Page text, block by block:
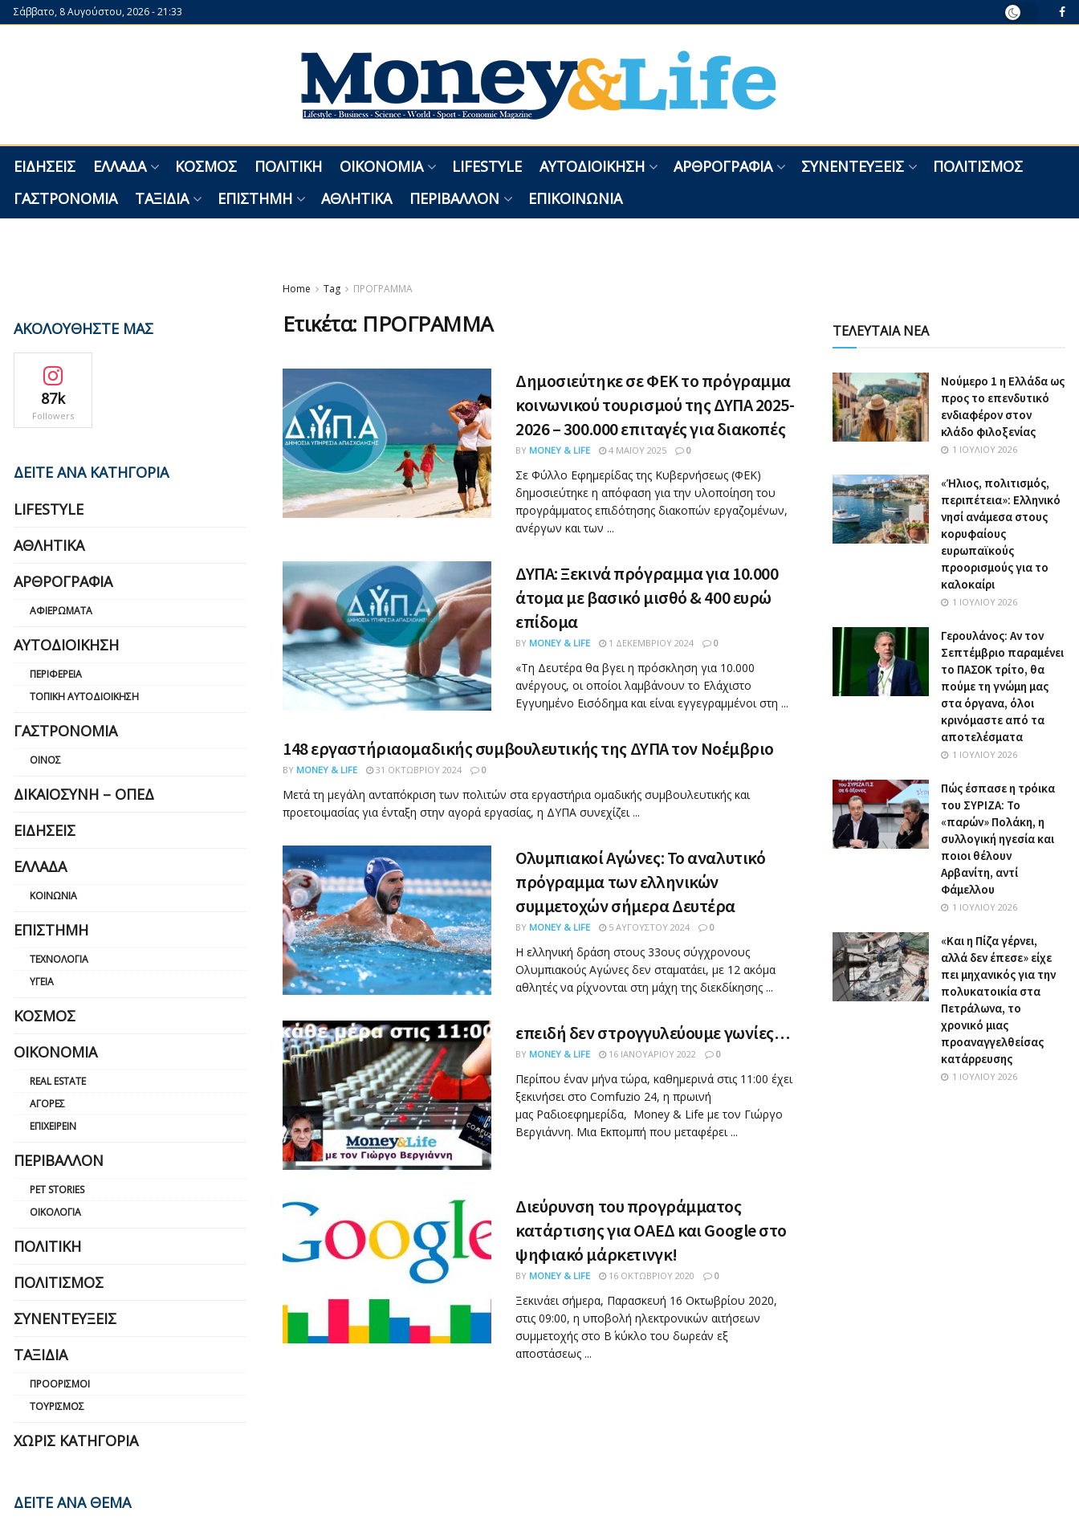
Σάββατο, 8 Αυγούστου, 2026 - 21:33
ΕΙΔΉΣΕΙΣ ΕΛΛΆΔΑ ΚΌΣΜΟΣ ΠΟΛΙΤΙΚΉ ΟΙΚΟΝΟΜΊΑ LIFESTYLE ΑΥΤΟΔΙΟΊΚΗΣΗ ΑΡΘΡΟΓΡΑΦΊΑ ΣΥΝΕΝΤΕΎΞΕΙΣ
ΠΟΛΙΤΙΣΜΌΣ
ΓΑΣΤΡΟΝΟΜΊΑ
ΤΑΞΊΔΙΑ ΕΠΙΣΤΉΜΗ ΑΘΛΗΤΙΚΆ ΠΕΡΙΒΆΛΛΟΝ ΕΠΙΚΟΙΝΩΝΊΑ
Home Tag ΠΡΟΓΡΑΜΜΑ
Ετικέτα: ΠΡΟΓΡΑΜΜΑ
Δημοσιεύτηκε σε ΦΕΚ το πρόγραμμα
κοινωνικού τουρισμού της ΔΥΠΑ 2025-
2026 – 300.000 επιταγές για διακοπές
BY MONEY & LIFE 4 ΜΑΪ́ΟΥ 2025 0
Σε Φύλλο Εφημερίδας της Κυβερνήσεως (ΦΕΚ)
δημοσιεύτηκε η απόφαση για την υλοποίηση του
προγράμματος επιδότησης διακοπών εργαζομένων,
ανέργων και των ...
ΔΥΠΑ: Ξεκινά πρόγραμμα για 10.000
άτομα με βασικό μισθό & 400 ευρώ
επίδομα
BY MONEY & LIFE 1 ΔΕΚΕΜΒΡΊΟΥ 2024 0
«Τη Δευτέρα θα βγει η πρόσκληση για 10.000
ανέργους, οι οποίοι λαμβάνουν το Ελάχιστο
Εγγυημένο Εισόδημα και είναι εγγεγραμμένοι στη ...
148 εργαστήριαομαδικής συμβουλευτικής της ΔΥΠΑ τον Νοέμβριο
BY MONEY & LIFE 31 ΟΚΤΩΒΡΊΟΥ 2024 0
Μετά τη μεγάλη ανταπόκριση των πολιτών στα εργαστήρια ομαδικής συμβουλευτικής και
προετοιμασίας για ένταξη στην αγορά εργασίας, η ΔΥΠΑ συνεχίζει ...
Ολυμπιακοί Αγώνες: Το αναλυτικό
πρόγραμμα των ελληνικών
συμμετοχών σήμερα Δευτέρα
BY MONEY & LIFE 5 ΑΥΓΟΎΣΤΟΥ 2024 0
Η ελληνική δράση στους 33ους σύγχρονους
Ολυμπιακούς Αγώνες δεν σταματάει, με 12 ακόμα
αθλητές να ρίχνονται στη μάχη της διεκδίκησης ...
επειδή δεν στρογγυλεύουμε γωνίες…
BY MONEY & LIFE 16 ΙΑΝΟΥΑΡΊΟΥ 2022 0
Περίπου έναν μήνα τώρα, καθημερινά στις 11:00 έχει
ξεκινήσει στο Comfuzio 24, η πρωινή
μας Ραδιοεφημερίδα, Money & Life με τον Γιώργο
Βεργιάννη. Μια Εκπομπή που μεταφέρει ...
Διεύρυνση του προγράμματος
κατάρτισης για ΟΑΕΔ και Google στο
ψηφιακό μάρκετινγκ!
BY MONEY & LIFE 16 ΟΚΤΩΒΡΊΟΥ 2020 0
Ξεκινάει σήμερα, Παρασκευή 16 Οκτωβρίου 2020,
στις 09:00, η υποβολή ηλεκτρονικών αιτήσεων
συμμετοχής στο Β΄ κύκλο του δωρεάν εξ
αποστάσεως ...
ΑΚΟΛΟΥΘΗΣΤΕ ΜΑΣ
87k
Followers
ΔΕΙΤΕ ΑΝΑ ΚΑΤΗΓΟΡΙΑ
LIFESTYLE
ΑΘΛΗΤΙΚΆ
ΑΡΘΡΟΓΡΑΦΊΑ
ΑΦΙΕΡΏΜΑΤΑ
ΑΥΤΟΔΙΟΊΚΗΣΗ
ΠΕΡΙΦΈΡΕΙΑ
ΤΟΠΙΚΉ ΑΥΤΟΔΙΟΊΚΗΣΗ
ΓΑΣΤΡΟΝΟΜΊΑ
ΟΊΝΟΣ
ΔΙΚΑΙΟΣΎΝΗ – ΟΠΕΔ
ΕΙΔΉΣΕΙΣ
ΕΛΛΆΔΑ
ΚΟΙΝΩΝΊΑ
ΕΠΙΣΤΉΜΗ
ΤΕΧΝΟΛΟΓΊΑ
ΥΓΕΊΑ
ΚΌΣΜΟΣ
ΟΙΚΟΝΟΜΊΑ
REAL ESTATE
ΑΓΟΡΈΣ
ΕΠΙΧΕΙΡΕΊΝ
ΠΕΡΙΒΆΛΛΟΝ
PET STORIES
ΟΙΚΟΛΟΓΊΑ
ΠΟΛΙΤΙΚΉ
ΠΟΛΙΤΙΣΜΌΣ
ΣΥΝΕΝΤΕΎΞΕΙΣ
ΤΑΞΊΔΙΑ
ΠΡΟΟΡΙΣΜΟΊ
ΤΟΥΡΙΣΜΌΣ
ΧΩΡΊΣ ΚΑΤΗΓΟΡΊΑ
ΔΕΙΤΕ ΑΝΑ ΘΕΜΑ
ΤΕΛΕΥΤΑΙΑ ΝΕΑ
Nούμερο 1 η Ελλάδα ως
προς το επενδυτικό
ενδιαφέρον στον
κλάδο φιλοξενίας
1 ΙΟΥΛΊΟΥ 2026
«Ήλιος, πολιτισμός,
περιπέτεια»: Ελληνικό
νησί ανάμεσα στους
κορυφαίους
ευρωπαϊκούς
προορισμούς για το
καλοκαίρι
1 ΙΟΥΛΊΟΥ 2026
Γερουλάνος: Αν τον
Σεπτέμβριο παραμένει
το ΠΑΣΟΚ τρίτο, θα
πούμε τη γνώμη μας
στα όργανα, όλοι
κρινόμαστε από τα
αποτελέσματα
1 ΙΟΥΛΊΟΥ 2026
Πώς έσπασε η τρόικα
του ΣΥΡΙΖΑ: Το
«παρών» Πολάκη, η
συλλογική ηγεσία και
ποιοι θέλουν
Αρβανίτη, αντί
Φάμελλου
1 ΙΟΥΛΊΟΥ 2026
«Και η Πίζα γέρνει,
αλλά δεν έπεσε» είχε
πει μηχανικός για την
πολυκατοικία στα
Πετράλωνα, το
χρονικό μιας
προαναγγελθείσας
κατάρρευσης
1 ΙΟΥΛΊΟΥ 2026